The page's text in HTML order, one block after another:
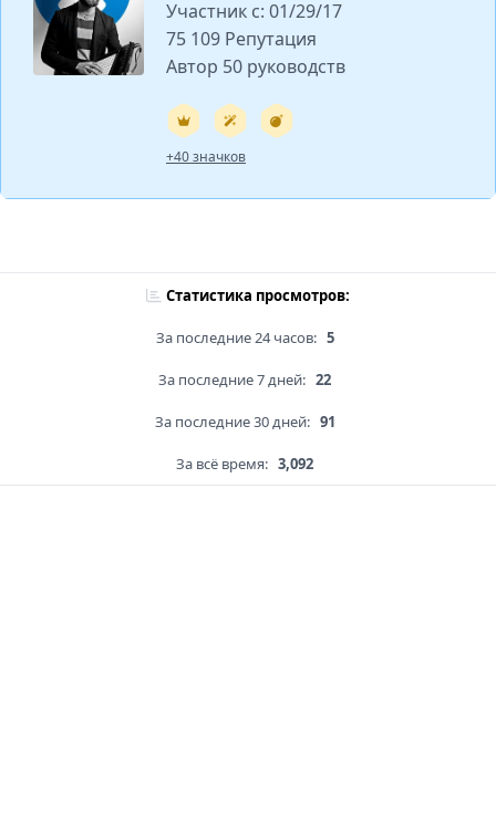
Участник с: 01/29/17
75 109 Репутация
Автор 50 руководств
+40 значков
Статистика просмотров:
За последние 24 часов: 5
За последние 7 дней: 22
За последние 30 дней: 91
За всё время: 3,092